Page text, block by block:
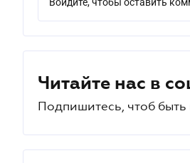
Читайте нас в
Подпишитесь, чтоб быть